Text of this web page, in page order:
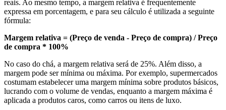
reais. Ao mesmo tempo, a margem relativa é frequentemente
expressa em porcentagem, e para seu cálculo é utilizada a seguinte
fórmula:
Margem relativa = (Preço de venda - Preço de compra) / Preço
de compra * 100%
No caso do chá, a margem relativa será de 25%. Além disso, a
margem pode ser mínima ou máxima. Por exemplo, supermercados
costumam estabelecer uma margem mínima sobre produtos básicos,
lucrando com o volume de vendas, enquanto a margem máxima é
aplicada a produtos caros, como carros ou itens de luxo.